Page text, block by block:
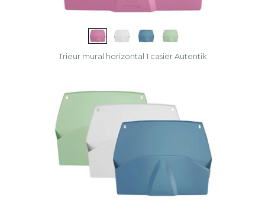
Trieur mural horizontal 1 casier Autentik